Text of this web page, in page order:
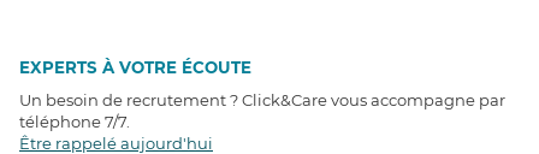
EXPERTS À VOTRE ÉCOUTE
Un besoin de recrutement ? Click&Care vous accompagne par
téléphone 7/7
Être rappelé aujourd'hui